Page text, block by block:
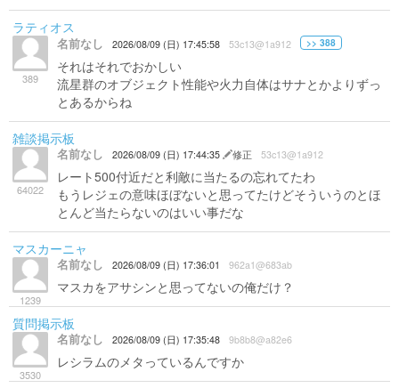
ラティオス
389
名前なし 2026/08/09 (日) 17:45:58 53c13@1a912 >> 388
それはそれでおかしい
流星群のオブジェクト性能や火力自体はサナとかよりずっ
とあるからね
雑談掲示板
64022
名前なし 2026/08/09 (日) 17:44:35 修正 53c13@1a912
レート500付近だと利敵に当たるの忘れてたわ
もうレジェの意味ほぼないと思ってたけどそういうのとほ
とんど当たらないのはいい事だな
マスカーニャ
1239
名前なし 2026/08/09 (日) 17:36:01 962a1@683ab
マスカをアサシンと思ってないの俺だけ？
質問掲示板
3530
名前なし 2026/08/09 (日) 17:35:48 9b8b8@a82e6
レシラムのメタっているんですか